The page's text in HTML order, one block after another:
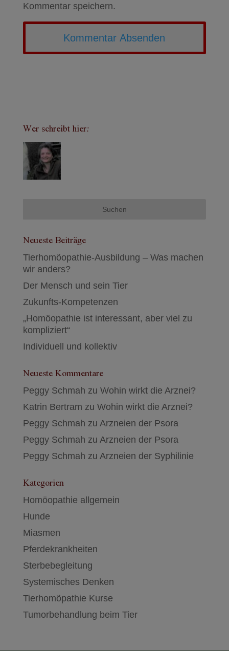
Kommentar speichern.
Wer schreibt hier:
Neueste Beiträge
Tierhomöopathie-Ausbildung – Was machen
wir anders?
Der Mensch und sein Tier
Zukunfts-Kompetenzen
„Homöopathie ist interessant, aber viel zu
kompliziert“
Individuell und kollektiv
Neueste Kommentare
Peggy Schmah zu Wohin wirkt die Arznei?
Katrin Bertram zu Wohin wirkt die Arznei?
Peggy Schmah zu Arzneien der Psora
Peggy Schmah zu Arzneien der Psora
Peggy Schmah zu Arzneien der Syphilinie
Kategorien
Homöopathie allgemein
Hunde
Miasmen
Pferdekrankheiten
Sterbebegleitung
Systemisches Denken
Tierhomöpathie Kurse
Tumorbehandlung beim Tier